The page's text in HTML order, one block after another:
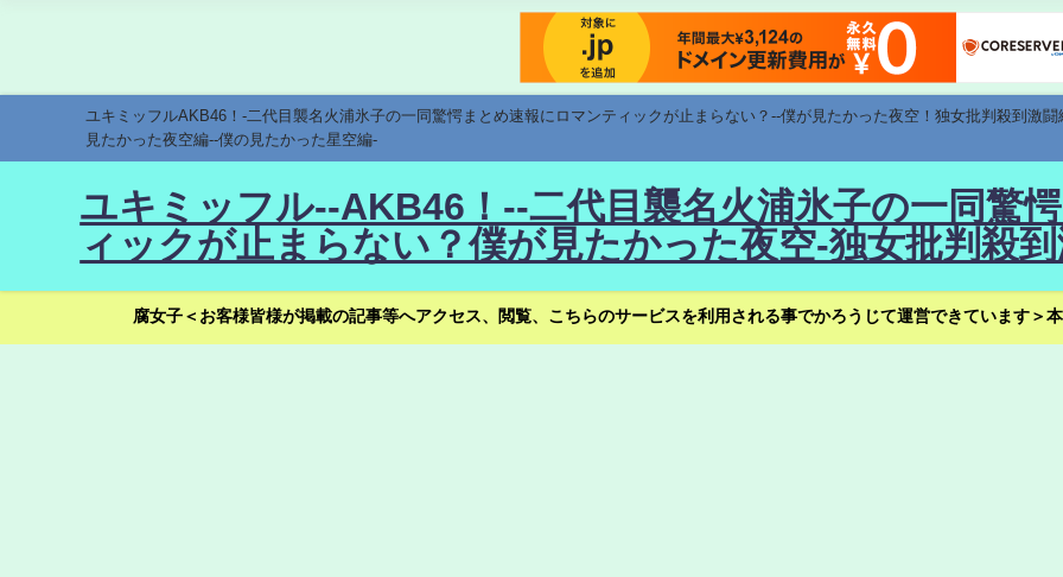
ユキミッフルAKB46！-二代目襲名火浦氷子の一同驚愕まとめ速報にロマンティックが止まらない？--僕が見たかった夜空！独女批判殺到激
見たかった夜空編--僕の見たかった星空編-
ユキミッフル--AKB46！--二代目襲名火浦氷子の一同驚
ィックが止まらない？僕が見たかった夜空-独女批判殺
腐女子＜お客様皆様が掲載の記事等へアクセス、閲覧、こちらのサービスを利用される事でかろうじて運営できています＞